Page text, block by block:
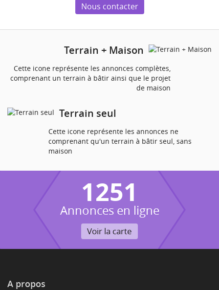
Nous contacter
Terrain + Maison
Cette icone représente les annonces complètes,
comprenant un terrain à bâtir ainsi que le projet
de maison
Terrain seul
Cette icone représente les annonces ne
comprenant qu'un terrain à bâtir seul, sans
maison
1251
Annonces en ligne
Voir la carte
A propos